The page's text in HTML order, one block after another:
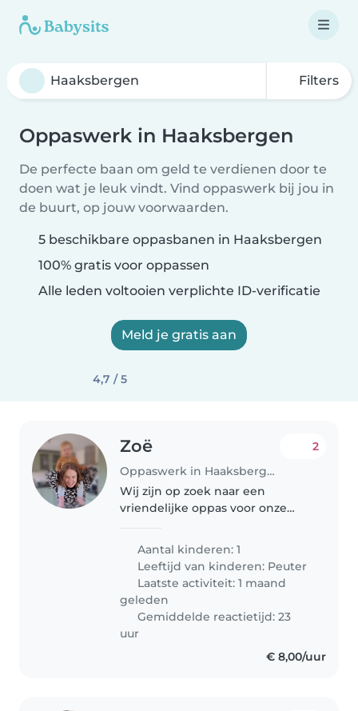
Filters
Oppaswerk in Haaksbergen
De perfecte baan om geld te verdienen door te
doen wat je leuk vindt. Vind oppaswerk bij jou in
de buurt, op jouw voorwaarden.
5 beschikbare oppasbanen in Haaksbergen
100% gratis voor oppassen
Alle leden voltooien verplichte ID-verificatie
Meld je gratis aan
4,7 / 5
Zoë
Oppaswerk in Haaksbergen
2
Wij zijn op zoek naar een
vriendelijke oppas voor onze
graag buiten en vindt veel
verschillende dingen leuk om
mee te spelen. We hebben een
hond, die..
Aantal kinderen: 1
Leeftijd van kinderen: Peuter
Laatste activiteit: 1 maand
geleden
Gemiddelde reactietijd: 23
uur
€ 8,00/uur